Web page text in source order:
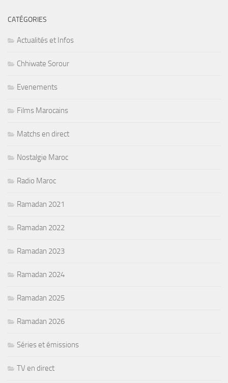
CATÉGORIES
Actualités et Infos
Chhiwate Sorour
Evenements
Films Marocains
Matchs en direct
Nostalgie Maroc
Radio Maroc
Ramadan 2021
Ramadan 2022
Ramadan 2023
Ramadan 2024
Ramadan 2025
Ramadan 2026
Séries et émissions
TV en direct